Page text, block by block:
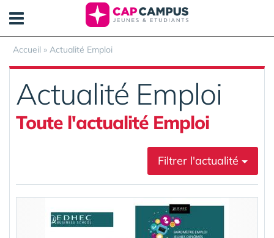
Accueil » Actualité Emploi
Actualité Emploi
Toute l'actualité Emploi
Filtrer l'actualité
Panneau de gestion des cookies